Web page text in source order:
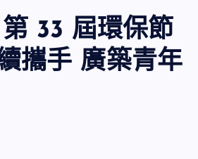
33 屆環保節
攜手 廣築青年